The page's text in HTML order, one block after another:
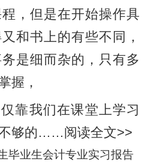
，但是在开始操作具
和书上的有些不同，
是细而杂的，只有多
握，
靠我们在课堂上学习
够的……阅读全文>>
毕业生会计专业实习报告